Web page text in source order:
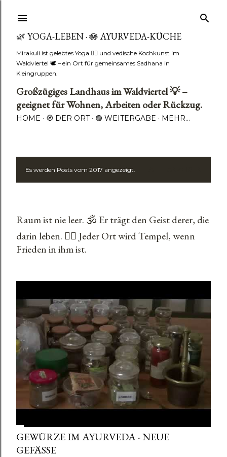
🌿 YOGA-LEBEN · 🪷 AYURVEDA-KÜCHE
Mirakuli ist gelebtes Yoga 🧘‍♂️ und vedische Kochkunst im
Waldviertel 🕊️ – ein Ort für gemeinsames Sadhana in
Kleingruppen.
Großzügiges Landhaus im Waldviertel 💡 –
geeignet für Wohnen, Arbeiten oder Rückzug.
HOME 🧭 DER ORT 🟣 WEITERGABE MEHR…
P
s
t
s
Es werden Posts vom 2017 angezeigt.
Raum ist nie leer. 🕉️ Er trägt den Geist derer, die
darin leben. 🧘‍♂️ Jeder Ort wird Tempel, wenn
Frieden in ihm ist.
GEWÜRZE IM AYURVEDA - NEUE
GEFÄSSE